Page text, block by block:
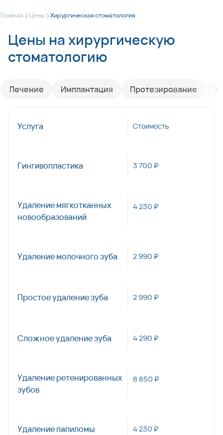
Главная > Цены >Хирургическая стоматология
Цены на хирургическую
стоматологию
Лечение Имплантация Протезирование
Услуга Стоимость
Гингивопластика 3 700 ₽
Удаление мягкотканных
новообразований
4 230 ₽
Удаление молочного зуба 2 990 ₽
Простое удаление зуба 2 990 ₽
Сложное удаление зуба 4 290 ₽
Удаление ретенированных
зубов
8 850 ₽
Удаление папиломы 4 230 ₽